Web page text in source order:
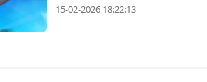
15-02-2026 18:22:13